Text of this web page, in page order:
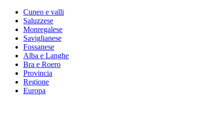
Cuneo e valli
Saluzzese
Monregalese
Saviglianese
Fossanese
Alba e Langhe
Bra e Roero
Provincia
Regione
Europa